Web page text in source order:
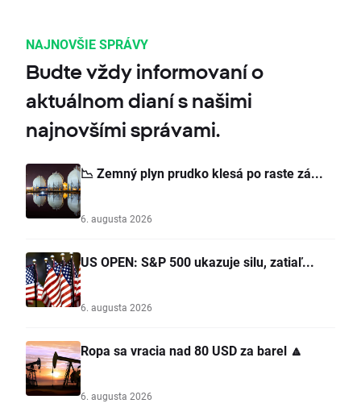
NAJNOVŠIE SPRÁVY
Budte vždy informovaní o
aktuálnom dianí s našimi
najnovšími správami.
📉 Zemný plyn prudko klesá po raste zá...
6. augusta 2026
US OPEN: S&P 500 ukazuje silu, zatiaľ...
6. augusta 2026
Ropa sa vracia nad 80 USD za barel 🔼
6. augusta 2026